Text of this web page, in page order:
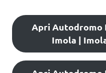
Apri Autodromo
Imola |